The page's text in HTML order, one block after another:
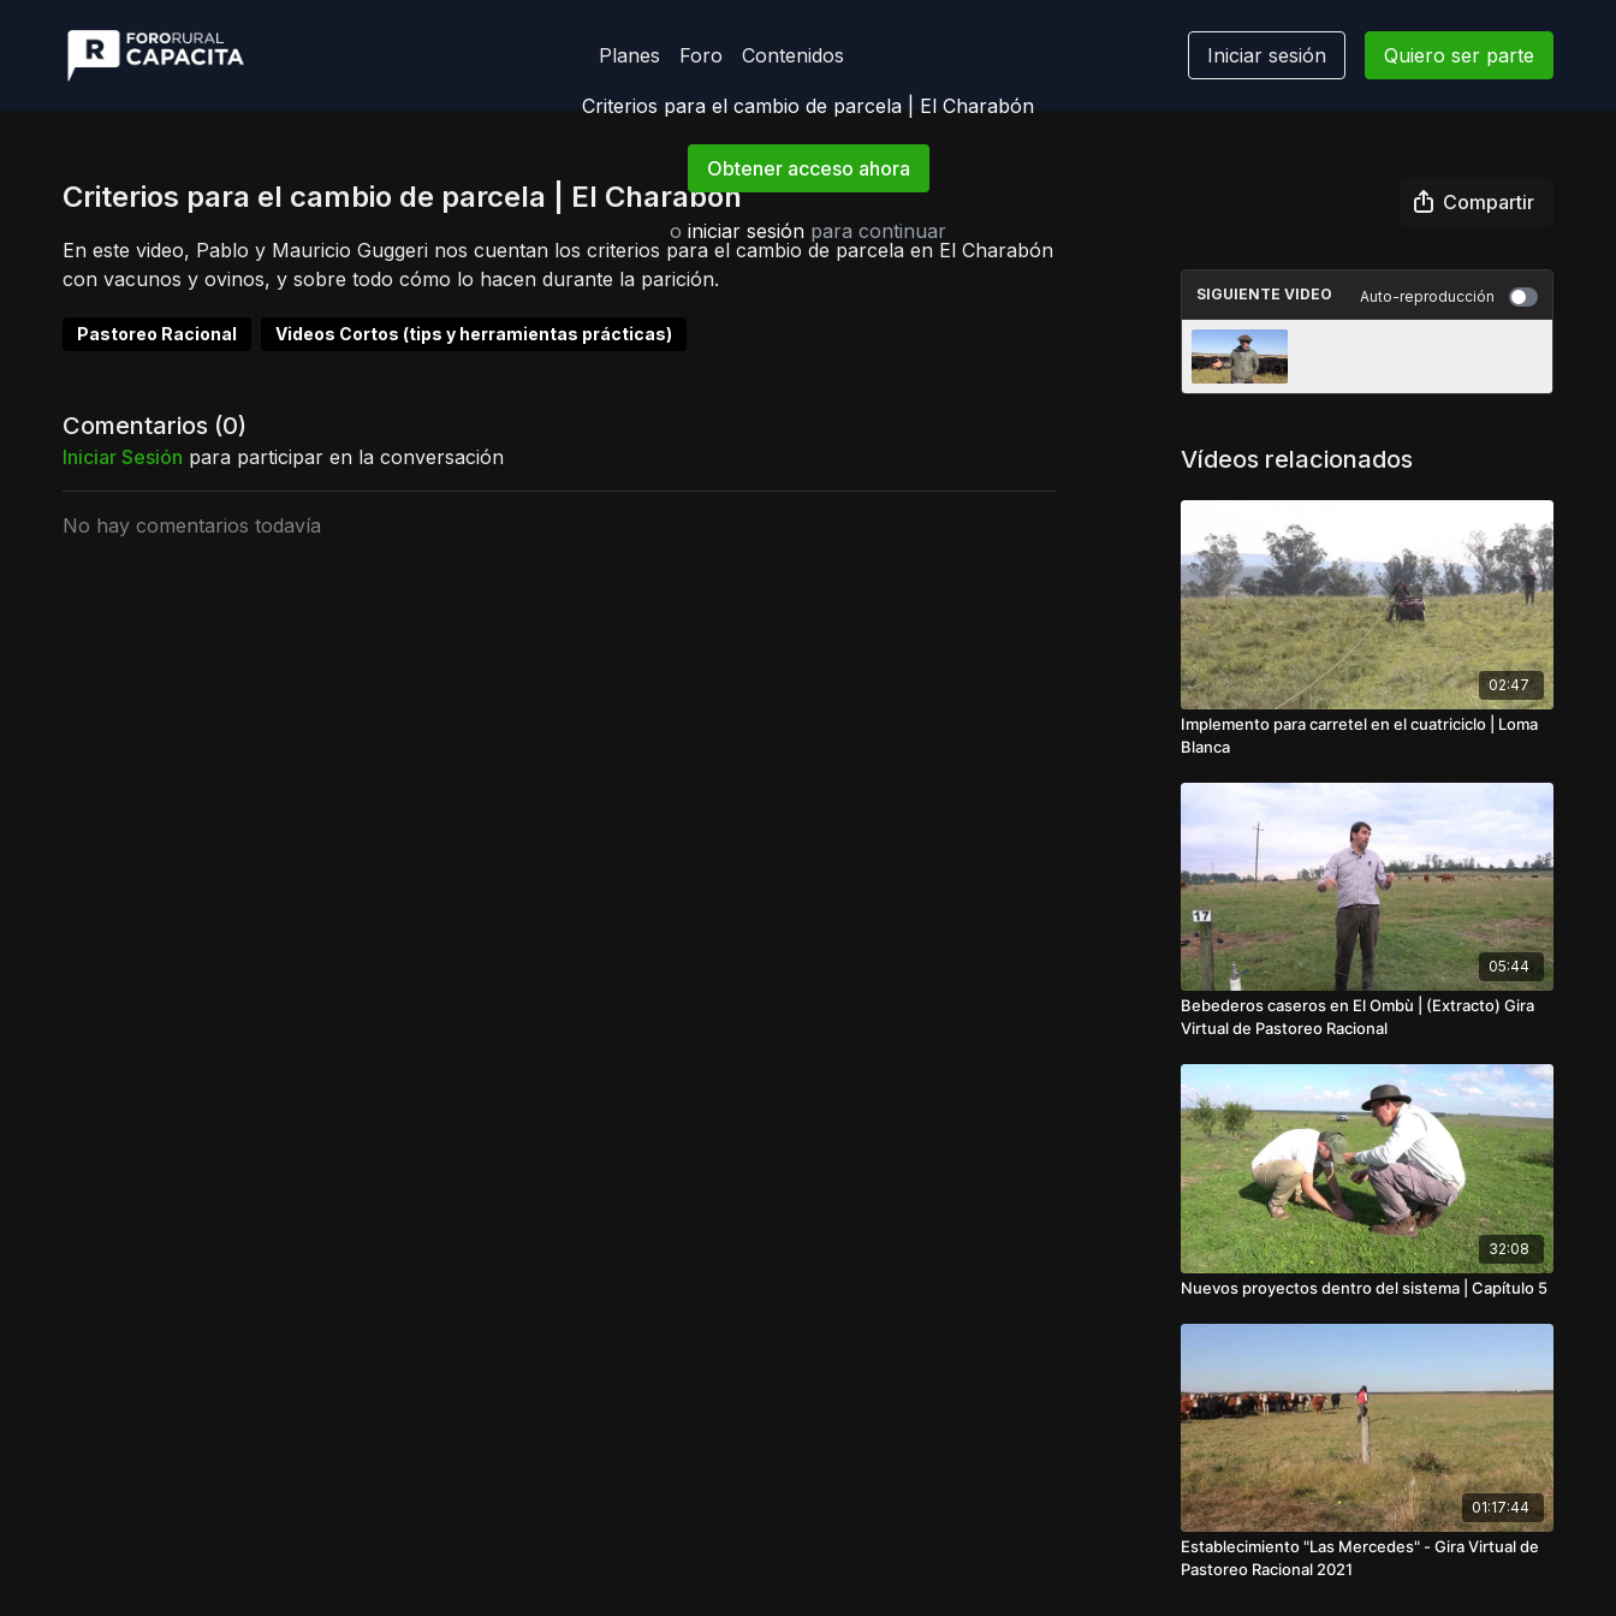
Planes Foro Contenidos Iniciar sesión Quiero ser parte
Criterios para el cambio de parcela | El Charabón
Obtener acceso ahora
o iniciar sesión para continuar
Criterios para el cambio de parcela | El Charabón
Compartir
En este video, Pablo y Mauricio Guggeri nos cuentan los criterios para el cambio de parcela en El Charabón
con vacunos y ovinos, y sobre todo cómo lo hacen durante la parición.
Pastoreo Racional Videos Cortos (tips y herramientas prácticas)
Comentarios (0)
Iniciar Sesión para participar en la conversación
No hay comentarios todavía
SIGUIENTE VIDEO Auto-reproducción
Vídeos relacionados
02:47
Implemento para carretel en el cuatriciclo | Loma
Blanca
05:44
Bebederos caseros en El Ombù | (Extracto) Gira
Virtual de Pastoreo Racional
32:08
Nuevos proyectos dentro del sistema | Capítulo 5
01:17:44
Establecimiento "Las Mercedes" - Gira Virtual de
Pastoreo Racional 2021